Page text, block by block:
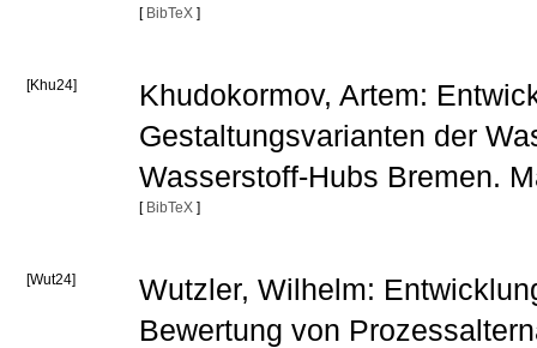
[ BibTeX ]
[Khu24]
Khudokormov, Artem:
Gestaltungsvarianten der
Wasserstoff-Hubs Bremen.
[ BibTeX ]
[Wut24]
Wutzler, Wilhelm:
Bewertung von